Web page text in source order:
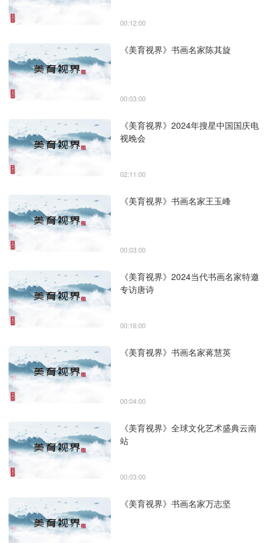
00:12:00
《美育视界》书画名家陈其旋
00:03:00
《美育视界》2024年搜星中国国庆电
视晚会
02:11:00
《美育视界》书画名家王玉峰
00:03:00
《美育视界》2024当代书画名家特邀
专访唐诗
00:16:00
《美育视界》书画名家蒋慧英
00:04:00
《美育视界》全球文化艺术盛典云南
站
00:03:00
《美育视界》书画名家万志坚